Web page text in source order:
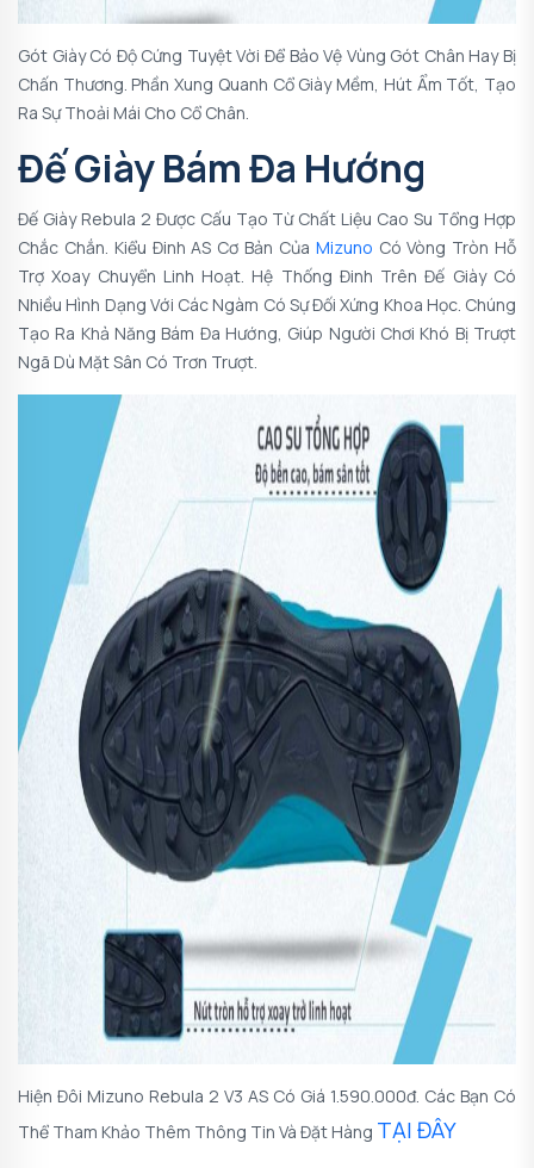
Gót Giày Có Độ Cứng Tuyệt Vời Để Bảo Vệ Vùng Gót Chân Hay Bị
Chấn Thương. Phần Xung Quanh Cổ Giày Mềm, Hút Ẩm Tốt, Tạo
Ra Sự Thoải Mái Cho Cổ Chân.
Đế Giày Bám Đa Hướng
Đế Giày Rebula 2 Được Cấu Tạo Từ Chất Liệu Cao Su Tổng Hợp
Chắc Chắn. Kiểu Đinh AS Cơ Bản Của Mizuno Có Vòng Tròn Hỗ
Trợ Xoay Chuyển Linh Hoạt. Hệ Thống Đinh Trên Đế Giày Có
Nhiều Hình Dạng Với Các Ngàm Có Sự Đối Xứng Khoa Học. Chúng
Tạo Ra Khả Năng Bám Đa Hướng, Giúp Người Chơi Khó Bị Trượt
Ngã Dù Mặt Sân Có Trơn Trượt.
Hiện Đôi Mizuno Rebula 2 V3 AS Có Giá 1.590.000đ. Các Bạn Có
Thể Tham Khảo Thêm Thông Tin Và Đặt Hàng TẠI ĐÂY